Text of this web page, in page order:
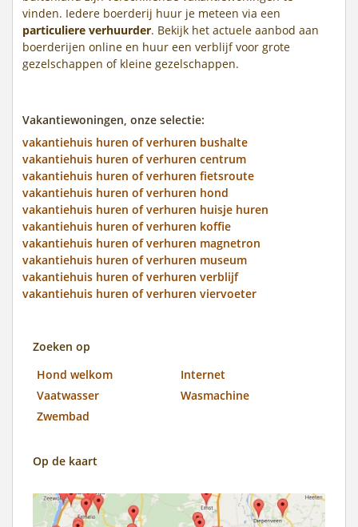
vinden. Iedere boerderij huur je meteen via een
particuliere verhuurder. Bekijk het actuele aanbod aan
boerderijen online en huur een verblijf voor grote
gezelschappen of kleine gezelschappen.
Vakantiewoningen, onze selectie:
vakantiehuis huren of verhuren bushalte
vakantiehuis huren of verhuren centrum
vakantiehuis huren of verhuren fietsroute
vakantiehuis huren of verhuren hond
vakantiehuis huren of verhuren huisje huren
vakantiehuis huren of verhuren koffie
vakantiehuis huren of verhuren magnetron
vakantiehuis huren of verhuren museum
vakantiehuis huren of verhuren verblijf
vakantiehuis huren of verhuren viervoeter
Zoeken op
Hond welkom
Internet
Vaatwasser
Wasmachine
Zwembad
Op de kaart